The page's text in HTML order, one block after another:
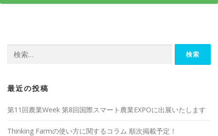
索:
最近の投稿
第11回農業Week 第8回国際スマート農業EXPOに出展いたします
Thinking Farmの使い方に関するコラム 順次掲載予定！